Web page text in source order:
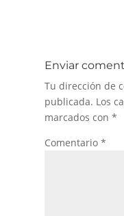
Enviar
Tu dirección de
publicada. Los
marcados con *
Comentario *